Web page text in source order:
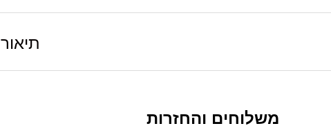
תיאור
משלוחים והחזרות